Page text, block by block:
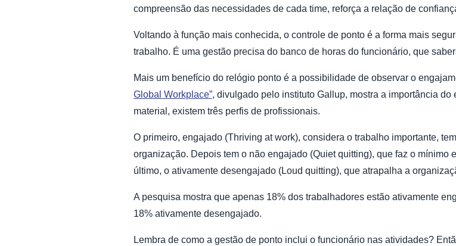
compreensão das necessidades de cada time, reforça a relação de
Voltando à função mais conhecida, o controle de ponto é a forma mais
trabalho. É uma gestão precisa do banco de horas do funcionário, que
Mais um benefício do relógio ponto é a possibilidade de observar o
Global Workplace”, divulgado pelo instituto Gallup, mostra a importância
material, existem três perfis de profissionais.
O primeiro, engajado (Thriving at work), considera o trabalho importante,
organização. Depois tem o não engajado (Quiet quitting), que faz o mínimo
último, o ativamente desengajado (Loud quitting), que atrapalha a
A pesquisa mostra que apenas 18% dos trabalhadores estão ativamente
18% ativamente desengajado.
Lembra de como a gestão de ponto inclui o funcionário nas atividades?